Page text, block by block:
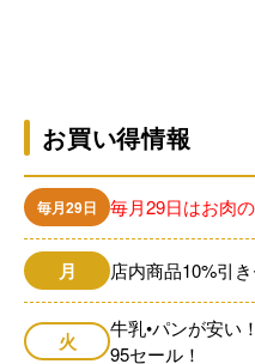
お買い得情報
毎月29日 毎月29日はお肉
月 店内商品10%引
火
牛乳•パンが安い！
95セール！